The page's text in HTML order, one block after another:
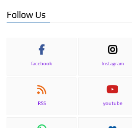
Follow Us
facebook Instagram
RSS youtube